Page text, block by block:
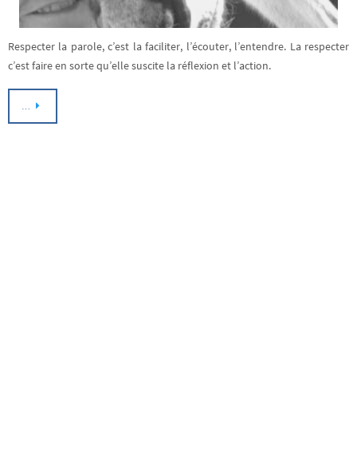
Respecter la parole, c’est la faciliter, l’écouter, l’entendre. La respecter
c’est faire en sorte qu’elle suscite la réflexion et l’action.
…